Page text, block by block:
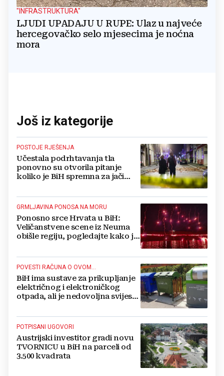
"INFRASTRUKTURA"
LJUDI UPADAJU U RUPE: Ulaz u najveće
hercegovačko selo mjesecima je noćna
mora
Još iz kategorije
POSTOJE RJEŠENJA
Učestala podrhtavanja tla
ponovno su otvorila pitanje
koliko je BiH spremna za jači
GRMLJAVINA PONOSA NA MORU
Ponosno srce Hrvata u BiH:
Veličanstvene scene iz Neuma
obišle regiju, pogledajte kako je
POVESTI RAČUNA O OVOM...
BiH ima sustave za prikupljanje
električnog i elektroničkog
otpada, ali je nedovoljna svijest
POTPISANI UGOVORI
Austrijski investitor gradi novu
TVORNICU u BiH na parceli od
3.500 kvadrata